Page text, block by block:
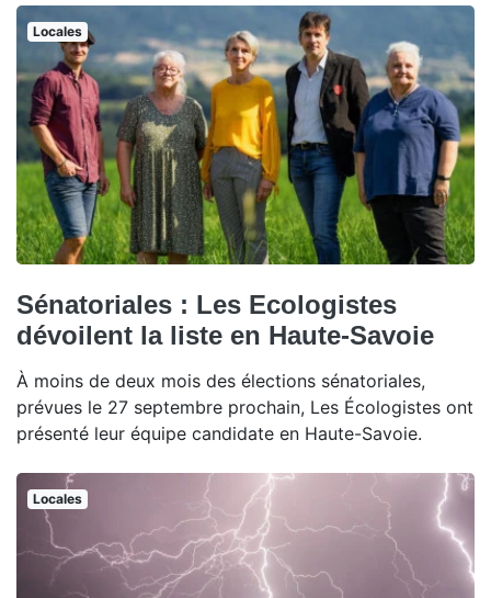
Locales
Sénatoriales : Les Ecologistes
dévoilent la liste en Haute-Savoie
À moins de deux mois des élections sénatoriales,
prévues le 27 septembre prochain, Les Écologistes ont
présenté leur équipe candidate en Haute-Savoie.
Locales